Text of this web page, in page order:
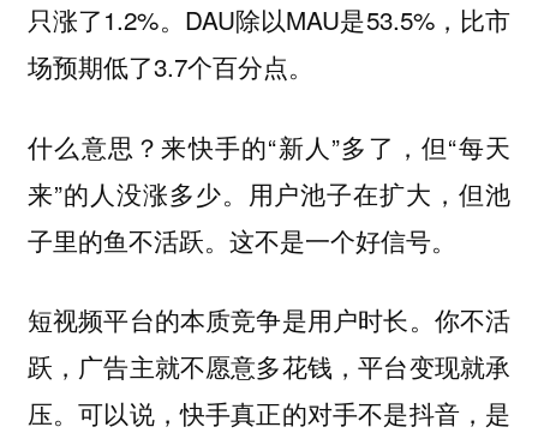
只涨了1.2%。DAU除以MAU是53.5%，比市
场预期低了3.7个百分点。
什么意思？来快手的“新人”多了，但“每天
来”的人没涨多少。用户池子在扩大，但池
子里的鱼不活跃。这不是一个好信号。
短视频平台的本质竞争是用户时长。你不活
跃，广告主就不愿意多花钱，平台变现就承
压。可以说，快手真正的对手不是抖音，是